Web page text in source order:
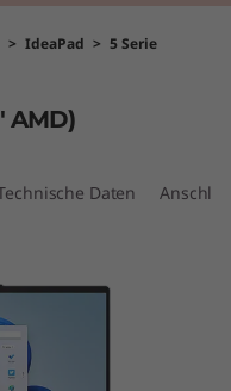
> IdeaPad > 5 Serie
AMD)
Daten